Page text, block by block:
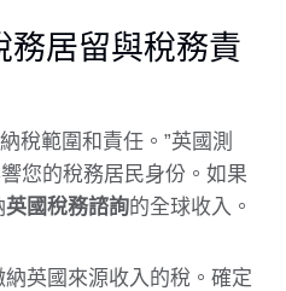
務居留與稅務責
稅範圍和責任。”英國測
您的稅務居民身份。如果
英國稅務諮詢的全球收入。
英國來源收入的稅。確定